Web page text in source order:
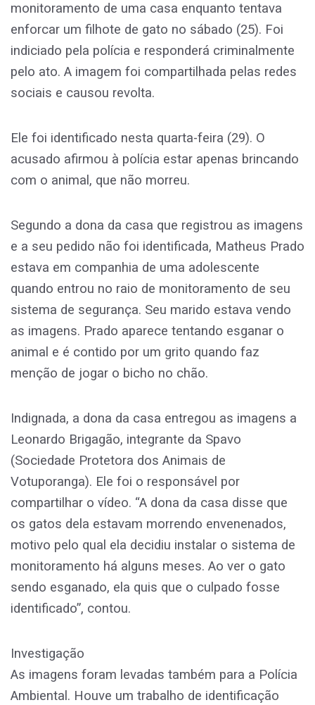
monitoramento de uma casa enquanto tentava
enforcar um filhote de gato no sábado (25). Foi
indiciado pela polícia e responderá criminalmente
pelo ato. A imagem foi compartilhada pelas redes
sociais e causou revolta.
Ele foi identificado nesta quarta-feira (29). O
acusado afirmou à polícia estar apenas brincando
com o animal, que não morreu.
Segundo a dona da casa que registrou as imagens
e a seu pedido não foi identificada, Matheus Prado
estava em companhia de uma adolescente
quando entrou no raio de monitoramento de seu
sistema de segurança. Seu marido estava vendo
as imagens. Prado aparece tentando esganar o
animal e é contido por um grito quando faz
menção de jogar o bicho no chão.
Indignada, a dona da casa entregou as imagens a
Leonardo Brigagão, integrante da Spavo
(Sociedade Protetora dos Animais de
Votuporanga). Ele foi o responsável por
compartilhar o vídeo. “A dona da casa disse que
os gatos dela estavam morrendo envenenados,
motivo pelo qual ela decidiu instalar o sistema de
monitoramento há alguns meses. Ao ver o gato
sendo esganado, ela quis que o culpado fosse
identificado”, contou.
Investigação
As imagens foram levadas também para a Polícia
Ambiental. Houve um trabalho de identificação